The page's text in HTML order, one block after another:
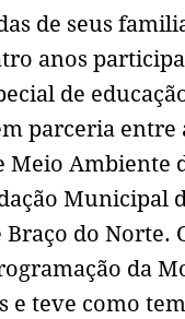
de seus
anos
de
parceria entre
Meio Ambiente
Municipal
do Norte.
da
e teve como